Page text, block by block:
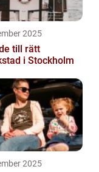
2025
till rätt
i Stockholm
2025